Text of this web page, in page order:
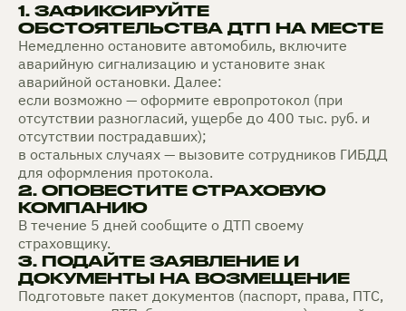
1. ЗАФИКСИРУЙТЕ
ОБСТОЯТЕЛЬСТВА ДТП НА МЕСТЕ
Немедленно остановите автомобиль, включите
аварийную сигнализацию и установите знак
аварийной остановки. Далее:
если возможно — оформите европротокол (при
отсутствии разногласий, ущербе до 400 тыс. руб. и
отсутствии пострадавших);
в остальных случаях — вызовите сотрудников ГИБДД
для оформления протокола.
2. ОПОВЕСТИТЕ СТРАХОВУЮ
КОМПАНИЮ
В течение 5 дней сообщите о ДТП своему
страховщику.
3. ПОДАЙТЕ ЗАЯВЛЕНИЕ И
ДОКУМЕНТЫ НА ВОЗМЕЩЕНИЕ
Подготовьте пакет документов (паспорт, права, ПТС,